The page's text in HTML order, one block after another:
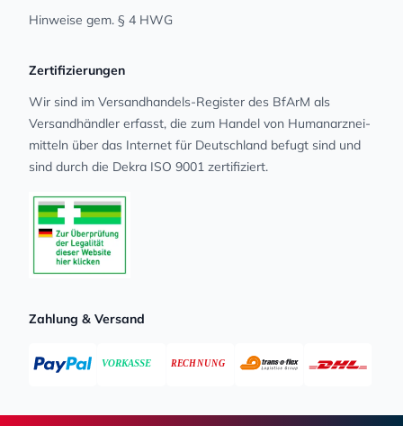
Hinweise gem. § 4 HWG
Zertifizierungen
Wir sind im Versandhandels-Register des BfArM als
Versandhändler erfasst, die zum Handel von Human­arz­nei­
mit­teln über das Internet für Deutschland befugt sind und
sind durch die Dekra ISO 9001 zertifiziert.
Zahlung & Versand